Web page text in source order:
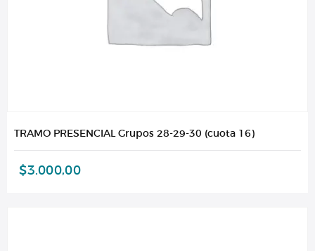
TRAMO PRESENCIAL Grupos 28-29-30 (cuota 16)
$3.000,00